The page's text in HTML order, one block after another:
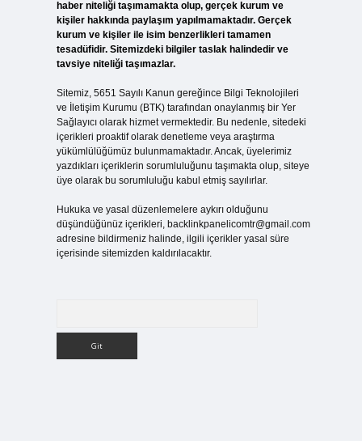
haber niteliği taşımamakta olup, gerçek kurum ve
kişiler hakkında paylaşım yapılmamaktadır. Gerçek
kurum ve kişiler ile isim benzerlikleri tamamen
tesadüfidir. Sitemizdeki bilgiler taslak halindedir ve
tavsiye niteliği taşımazlar.
Sitemiz, 5651 Sayılı Kanun gereğince Bilgi Teknolojileri
ve İletişim Kurumu (BTK) tarafından onaylanmış bir Yer
Sağlayıcı olarak hizmet vermektedir. Bu nedenle, sitedeki
içerikleri proaktif olarak denetleme veya araştırma
yükümlülüğümüz bulunmamaktadır. Ancak, üyelerimiz
yazdıkları içeriklerin sorumluluğunu taşımakta olup, siteye
üye olarak bu sorumluluğu kabul etmiş sayılırlar.
Hukuka ve yasal düzenlemelere aykırı olduğunu
düşündüğünüz içerikleri, backlinkpanelicomtr@gmail.com
adresine bildirmeniz halinde, ilgili içerikler yasal süre
içerisinde sitemizden kaldırılacaktır.